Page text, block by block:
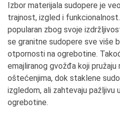
Izbor materijala sudopere je
trajnost, izgled i
popularan zbog svoje
se granitne sudopere sve više
otpornosti na ogrebotine.
emajliranog gvožđa koji
oštećenjima, dok staklene
izgledom, ali zahtevaju pažljivu
ogrebotine.